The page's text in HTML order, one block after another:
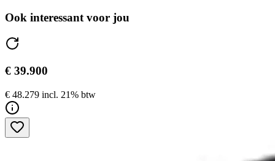
Ook interessant voor jou
€ 39.900
€ 48.279 incl. 21% btw